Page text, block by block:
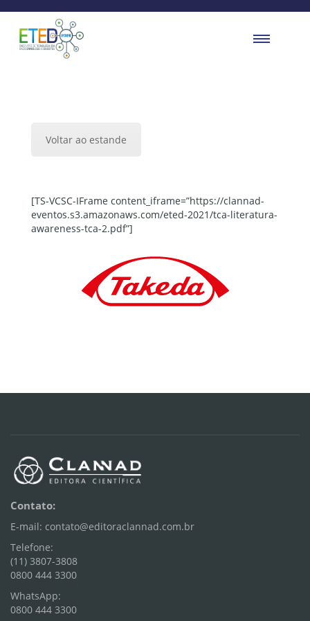
Voltar ao estande
[TS-VCSC-IFrame content_iframe=”https://clannad-
eventos.s3.amazonaws.com/eted-2021/tca-literatura-
awareness-tca-2.pdf”]
Contato:
E-mail: contato@editoraclannad.com.br
Telefone:
(11) 3807-3808
0800 444 3300
WhatsApp:
0800 444 3300